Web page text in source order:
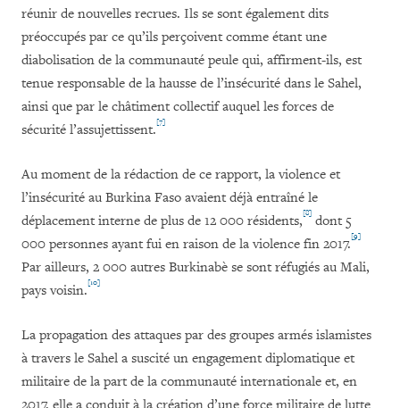
réunir de nouvelles recrues. Ils se sont également dits
préoccupés par ce qu’ils perçoivent comme étant une
diabolisation de la communauté peule qui, affirment-ils, est
tenue responsable de la hausse de l’insécurité dans le Sahel,
ainsi que par le châtiment collectif auquel les forces de
sécurité l’assujettissent.[7]
Au moment de la rédaction de ce rapport, la violence et
l’insécurité au Burkina Faso avaient déjà entraîné le
déplacement interne de plus de 12 000 résidents,[8] dont 5
000 personnes ayant fui en raison de la violence fin 2017.[9]
Par ailleurs, 2 000 autres Burkinabè se sont réfugiés au Mali,
pays voisin.[10]
La propagation des attaques par des groupes armés islamistes
à travers le Sahel a suscité un engagement diplomatique et
militaire de la part de la communauté internationale et, en